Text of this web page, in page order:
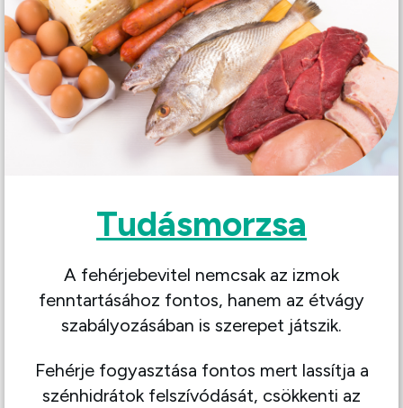
Tudásmorzsa
A fehérjebevitel nemcsak az izmok
fenntartásához fontos, hanem az étvágy
szabályozásában is szerepet játszik.
Fehérje fogyasztása fontos mert lassítja a
szénhidrátok felszívódását, csökkenti az